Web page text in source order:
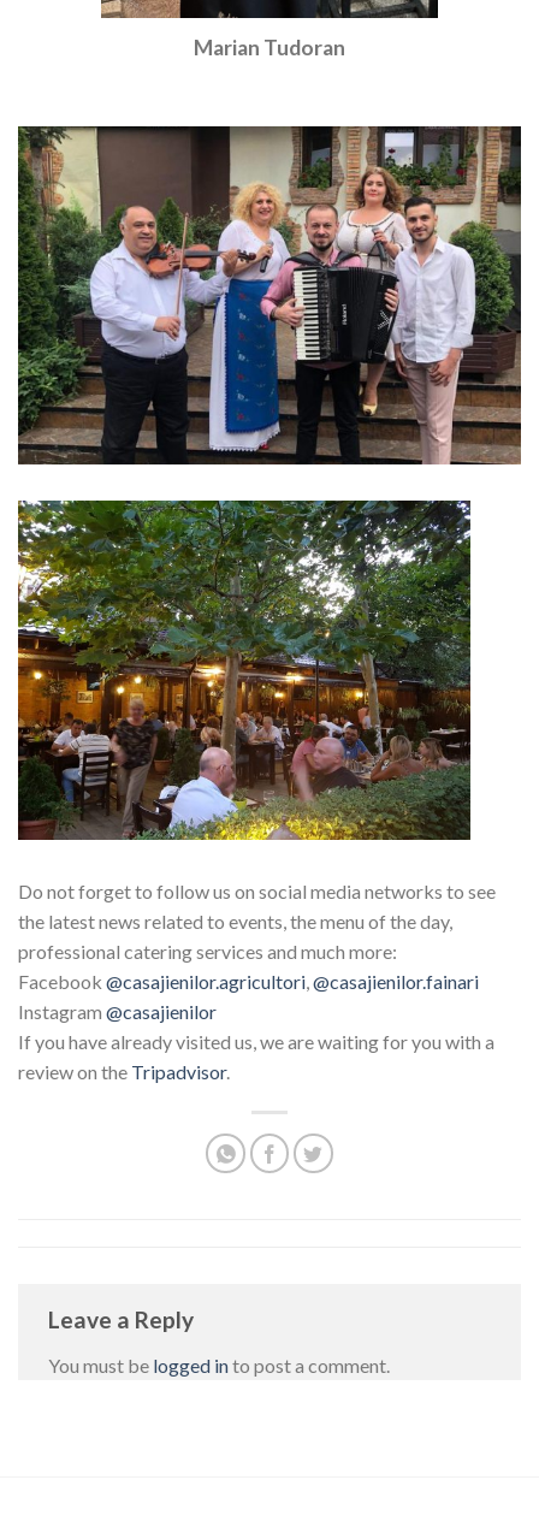
Marian Tudoran
Do not forget to follow us on social media networks to see
the latest news related to events, the menu of the day,
professional catering services and much more:
Facebook @casajienilor.agricultori @casajienilor.fainari
Instagram @casajienilor
If you have already visited us, we are waiting for you with a
review on the Tripadvisor.
Leave a Reply
You must be logged into post a comment.